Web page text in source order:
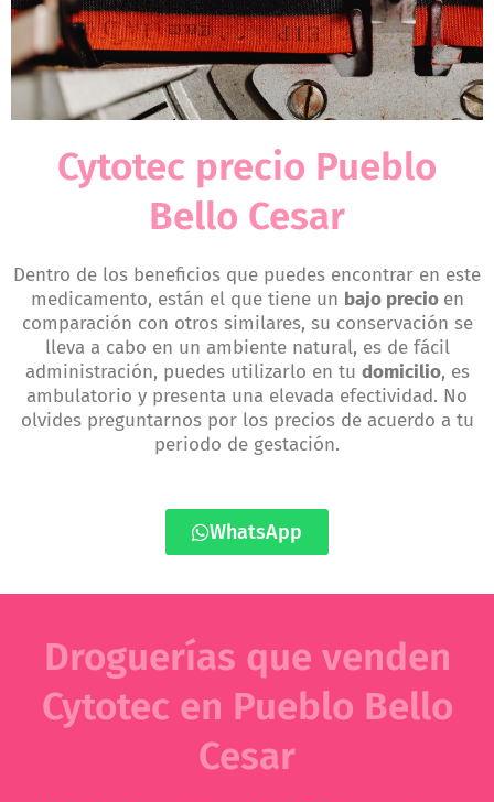
Cytotec precio Pueblo
Bello Cesar
Dentro de los beneficios que puedes encontrar en este
medicamento, están el que tiene un bajo precio en
comparación con otros similares, su conservación se
lleva a cabo en un ambiente natural, es de fácil
administración, puedes utilizarlo en tu domicilio, es
ambulatorio y presenta una elevada efectividad. No
olvides preguntarnos por los precios de acuerdo a tu
periodo de gestación.
WhatsApp
Droguerías que venden
Cytotec en Pueblo Bello
Cesar